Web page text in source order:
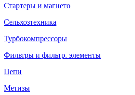
Стартеры и магнето
Сельхозтехника
Турбокомпрессоры
Фильтры и фильтр. элементы
Цепи
Метизы